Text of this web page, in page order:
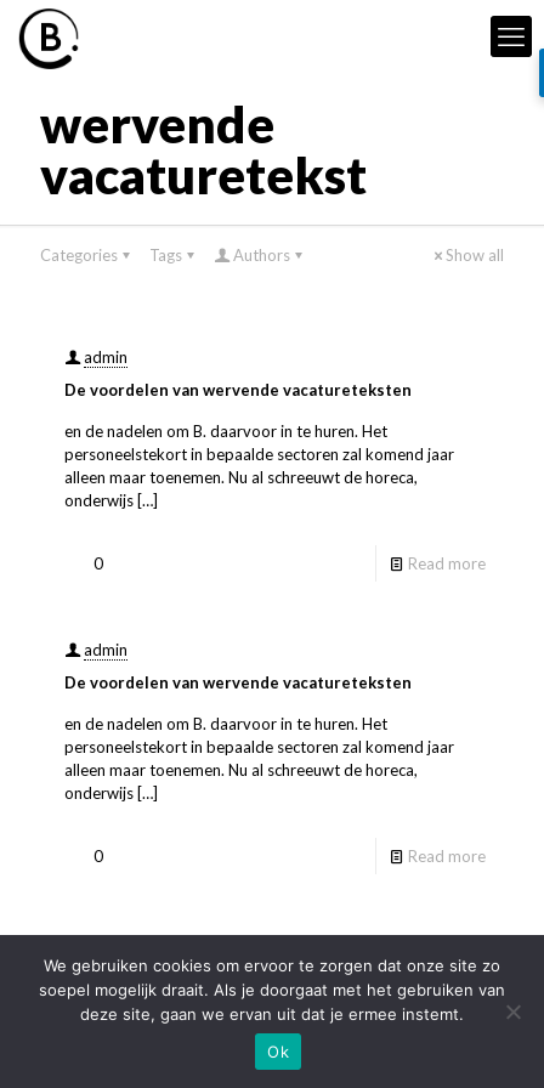
wervende
vacaturetekst
Categories Tags Authors Show all
admin
De voordelen van wervende vacatureteksten
en de nadelen om B. daarvoor in te huren. Het
personeelstekort in bepaalde sectoren zal komend jaar
alleen maar toenemen. Nu al schreeuwt de horeca,
onderwijs […]
0 Read more
admin
De voordelen van wervende vacatureteksten
en de nadelen om B. daarvoor in te huren. Het
personeelstekort in bepaalde sectoren zal komend jaar
alleen maar toenemen. Nu al schreeuwt de horeca,
onderwijs […]
0 Read more
Copyright Bpunt 2025
We gebruiken cookies om ervoor te zorgen dat onze site zo
soepel mogelijk draait. Als je doorgaat met het gebruiken van
deze site, gaan we ervan uit dat je ermee instemt.
Ok